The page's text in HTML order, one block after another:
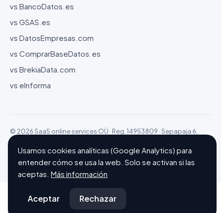
vs BancoDatos.es
vs GSAS.es
vs DatosEmpresas.com
vs ComprarBaseDatos.es
vs BrekiaData.com
vs eInforma
© 2026 SaaS online services OÜ · Reg. 14953809 · Sepapaja 6,
15551 Tallinn (Estonia)
Configurar cookiesHecho con ❤ en Barcelona
Usamos cookies analíticas (Google Analytics) para
entender cómo se usa la web. Solo se activan si las
aceptas. Más información
Aceptar Rechazar